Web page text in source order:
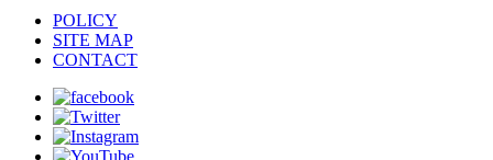
POLICY
SITE MAP
CONTACT